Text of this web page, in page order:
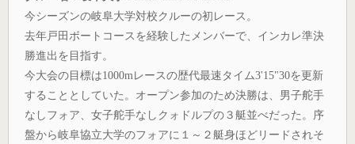
今シーズンの岐阜大学対校クルーの初レース。
去年戸田ボートコースを経験したメンバーで、インカレ準決
勝進出を目指す。
今大会の目標は1000mレースの歴代最速タイム3'15"30を更新
することとしていた。オープン参加のため決勝は、男子舵手
なしフォア、女子舵手なしクォドルプの３艇並べだった。序
盤から岐阜協立大学のフォアに１～２艇身ほどリードされそ